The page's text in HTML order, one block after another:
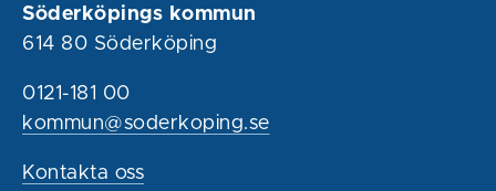
Söderköpings kommun
614 80 Söderköping
0121-181 00
kommun@soderkoping.se
Kontakta oss